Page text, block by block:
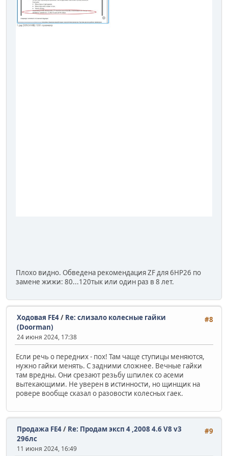
Плохо видно. Обведена рекомендация ZF для 6HP26 по
замене жижи: 80...120тык или один раз в 8 лет.
#8
Ходовая FE4/ Re: слизало колесные гайки
(Doorman)
24 июня 2024, 17:38
Если речь о передних - пох! Там чаще ступицы меняются,
нужно гайки менять. С задними сложнее. Вечные гайки
там вредны. Они срезают резьбу шпилек со асеми
вытекающими. Не уверен в истинности, но щинщик на
ровере вообще сказал о разовости колесных гаек.
#9
Продажа FE4/ Re: Продам эксп 4 ,2008 4.6 V8 v3
296лс
11 июня 2024, 16:49